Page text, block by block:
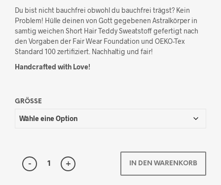
Du bist nicht bauchfrei obwohl du bauchfrei trägst? Kein
Problem! Hülle deinen von Gott gegebenen Astralkörper in
samtig weichen Short Hair Teddy Sweatstoff gefertigt nach
den Vorgaben der Fair Wear Foundation und OEKO-Tex
Standard 100 zertifiziert. Nachhaltig und fair!
Handcrafted with Love!
GRÖSSE
IN DEN WARENKORB